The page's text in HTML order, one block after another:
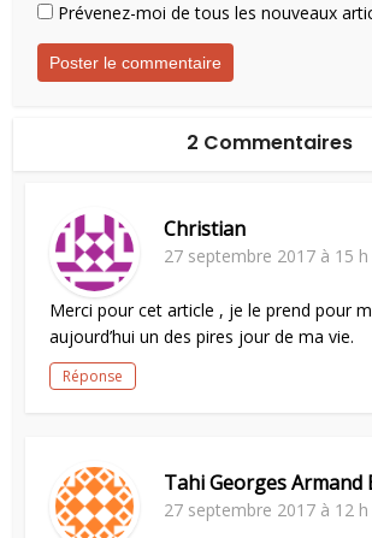
Prévenez-moi de tous les nouveaux
2 Commentaires
Christian
27 septembre 2017 à 15
Merci pour cet article , je le prend pour
aujourd’hui un des pires jour de ma vie.
Réponse
Tahi Georges Armand
27 septembre 2017 à 12